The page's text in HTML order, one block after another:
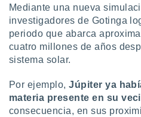
sitio
te
de que
el sitio
se
Mediante una nueva
investigadores de Gotinga
periodo que abarca
cuatro millones de años
sistema solar.
Por ejemplo,Júpiter ya
materia presente en su
consecuencia, en sus